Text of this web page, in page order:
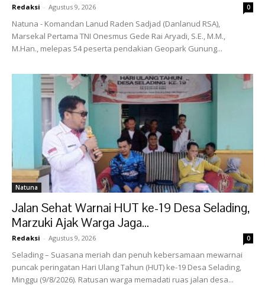
Redaksi - Agustus 9, 2026 0
Natuna - Komandan Lanud Raden Sadjad (Danlanud RSA),
Marsekal Pertama TNI Onesmus Gede Rai Aryadi, S.E., M.M.,
M.Han., melepas 54 peserta pendakian Geopark Gunung...
Natuna
Jalan Sehat Warnai HUT ke-19 Desa Selading,
Marzuki Ajak Warga Jaga...
Redaksi - Agustus 9, 2026 0
Selading – Suasana meriah dan penuh kebersamaan mewarnai
puncak peringatan Hari Ulang Tahun (HUT) ke-19 Desa Selading,
Minggu (9/8/2026). Ratusan warga memadati ruas jalan desa...